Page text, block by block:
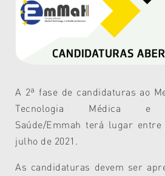
A 2ª fase de candidaturas ao
Tecnologia Médica e
Saúde/Emmah terá lugar entre
julho de 2021.
As candidaturas devem ser